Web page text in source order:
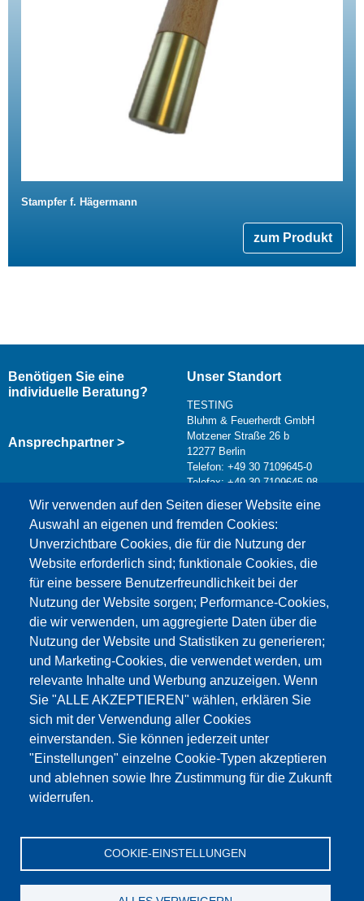
Stampfer f. Hägermann
zum Produkt
Wir verwenden auf den Seiten dieser Website eine
Auswahl an eigenen und fremden Cookies:
Unverzichtbare Cookies, die für die Nutzung der
Website erforderlich sind; funktionale Cookies, die
für eine bessere Benutzerfreundlichkeit bei der
Nutzung der Website sorgen; Performance-Cookies,
die wir verwenden, um aggregierte Daten über die
Nutzung der Website und Statistiken zu generieren;
und Marketing-Cookies, die verwendet werden, um
relevante Inhalte und Werbung anzuzeigen. Wenn
Sie "ALLE AKZEPTIEREN" wählen, erklären Sie
sich mit der Verwendung aller Cookies
einverstanden. Sie können jederzeit unter
"Einstellungen" einzelne Cookie-Typen akzeptieren
und ablehnen sowie Ihre Zustimmung für die Zukunft
widerrufen.
COOKIE-EINSTELLUNGEN
Benötigen Sie eine
individuelle Beratung?
Ansprechpartner >
Unser Standort
TESTING
Bluhm & Feuerherdt GmbH
Motzener Straße 26 b
12277 Berlin
Telefon: +49 30 7109645-0
Telefax: +49 30 7109645-98
info@testing.de
Dieser Inhalt ist blockiert, da die Google Maps
Cookies nicht akzeptiert wurden.
NUR DIE GOOGLE MAPS COOKIES
AKZEPTIEREN.
Alle Cookies akzeptieren